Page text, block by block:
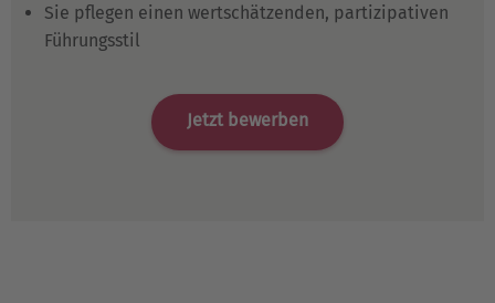
Sie pflegen einen wertschätzenden, partizipativen
Führungsstil
Jetzt bewerben